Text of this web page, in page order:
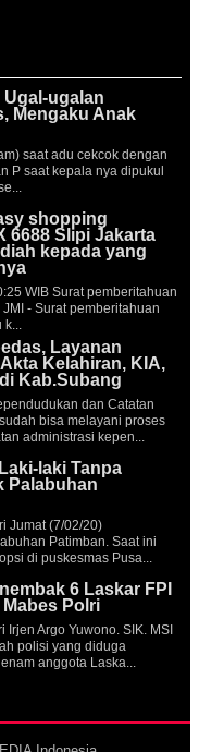
ugalan
Mengaku Anak
saat adu cekcok dengan
P saat kepala nya dipukul
shopping
6688 Slipi Jakarta
kepada yang
WIB Surat pemberitahuan
- Surat pemberitahuan
Layanan
Kelahiran, KIA,
Kab.Subang
dan Catatan
bisa melayani proses
administrasi kepen...
laki Tanpa
Palabuhan
Jumat (7/02/20)
Patimban. Saat ini
di puskesmas Pusa...
6 Laskar FPI
Polri
Argo Yuwono. SIK. MSI
polisi yang diduga
anggota Laska...